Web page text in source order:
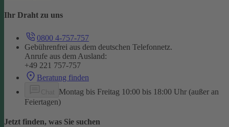
Ihr Draht zu uns
0800 4-757-757
Gebührenfrei aus dem deutschen Telefonnetz.
Anrufe aus dem Ausland:
+49 221 757-757
Beratung finden
Montag bis Freitag 10:00 bis 18:00 Uhr (außer an
Feiertagen)
Jetzt finden, was Sie suchen